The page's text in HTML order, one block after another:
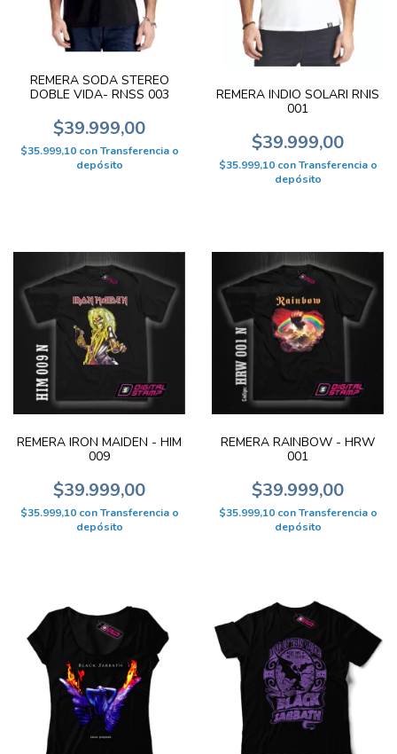
REMERA SODA STEREO
DOBLE VIDA- RNSS 003
$39.999,00
$35.999,10 con Transferencia o
depósito
REMERA INDIO SOLARI RNIS
001
$39.999,00
$35.999,10 con Transferencia o
depósito
REMERA IRON MAIDEN - HIM
009
$39.999,00
$35.999,10 con Transferencia o
depósito
REMERA RAINBOW - HRW
001
$39.999,00
$35.999,10 con Transferencia o
depósito